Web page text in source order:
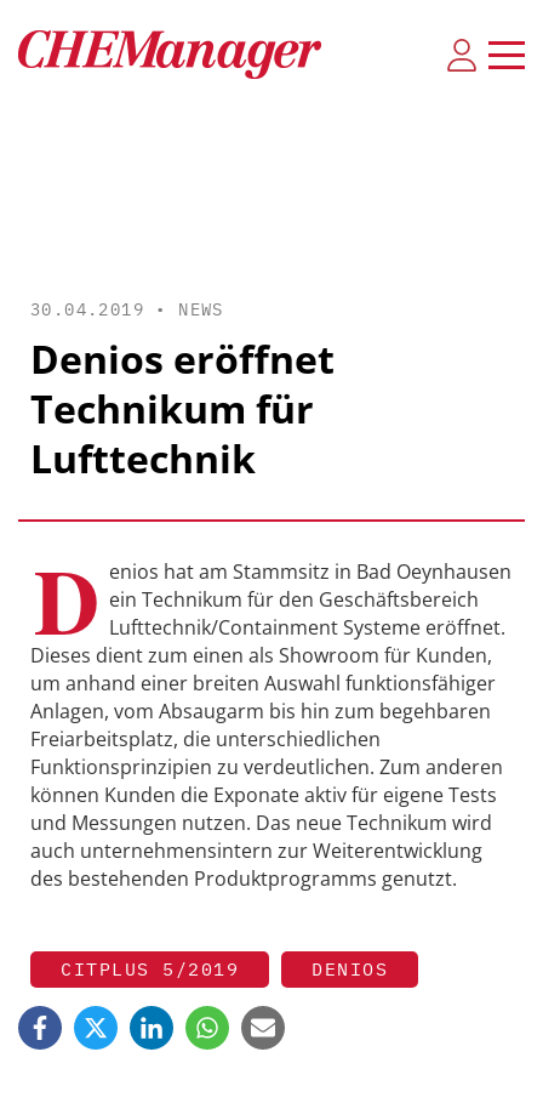
30.04.2019 • NEWS
Denios eröffnet
Technikum für
Lufttechnik
D enios hat am Stammsitz in Bad Oeynhausen
ein Technikum für den Geschäftsbereich
Lufttechnik/Containment Systeme eröffnet.
Dieses dient zum einen als Showroom für Kunden,
um anhand einer breiten Auswahl funktionsfähiger
Anlagen, vom Absaugarm bis hin zum begehbaren
Freiarbeitsplatz, die unterschiedlichen
Funktionsprinzipien zu verdeutlichen. Zum anderen
können Kunden die Exponate aktiv für eigene Tests
und Messungen nutzen. Das neue Technikum wird
auch unternehmensintern zur Weiterentwicklung
des bestehenden Produktprogramms genutzt.
CITPLUS 5/2019 DENIOS